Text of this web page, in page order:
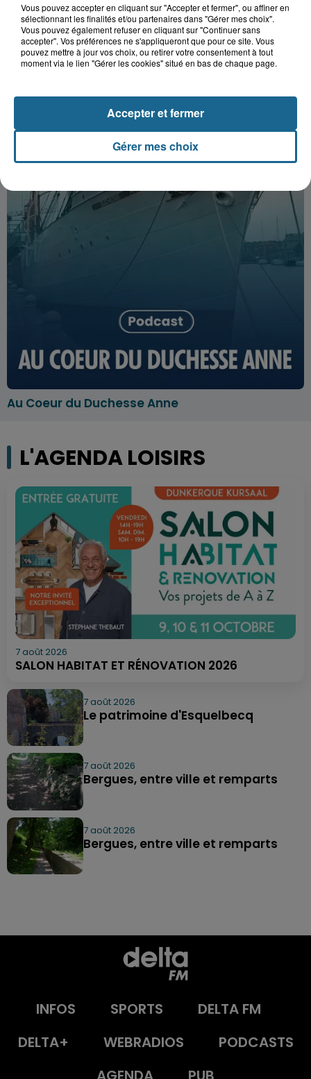
NOS AUTRES PODCASTS
Au Coeur du Duchesse Anne
L'AGENDA LOISIRS
7 août 2026
SALON HABITAT ET RÉNOVATION 2026
7 août 2026
Le patrimoine d'Esquelbecq
7 août 2026
Bergues, entre ville et remparts
7 août 2026
Bergues, entre ville et remparts
INFOS SPORTS
DELTA FM
DELTA+
WEBRADIOS
PODCASTS
Vous pouvez accepter en cliquant sur "Accepter et fermer", ou affiner en
sélectionnant les finalités et/ou partenaires dans "Gérer mes choix".
Vous pouvez également refuser en cliquant sur "Continuer sans
accepter". Vos préférences ne s'appliqueront que pour ce site. Vous
pouvez mettre à jour vos choix, ou retirer votre consentement à tout
moment via le lien "Gérer les cookies" situé en bas de chaque page.
Gérer mes choix
Accepter et fermer